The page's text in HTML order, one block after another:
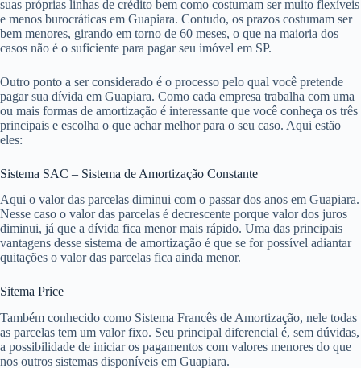
suas próprias linhas de crédito bem como costumam ser muito flexíveis
e menos burocráticas em Guapiara. Contudo, os prazos costumam ser
bem menores, girando em torno de 60 meses, o que na maioria dos
casos não é o suficiente para pagar seu imóvel em SP.
Outro ponto a ser considerado é o processo pelo qual você pretende
pagar sua dívida em Guapiara. Como cada empresa trabalha com uma
ou mais formas de amortização é interessante que você conheça os três
principais e escolha o que achar melhor para o seu caso. Aqui estão
eles:
Sistema SAC – Sistema de Amortização Constante
Aqui o valor das parcelas diminui com o passar dos anos em Guapiara.
Nesse caso o valor das parcelas é decrescente porque valor dos juros
diminui, já que a dívida fica menor mais rápido. Uma das principais
vantagens desse sistema de amortização é que se for possível adiantar
quitações o valor das parcelas fica ainda menor.
Sitema Price
Também conhecido como Sistema Francês de Amortização, nele todas
as parcelas tem um valor fixo. Seu principal diferencial é, sem dúvidas,
a possibilidade de iniciar os pagamentos com valores menores do que
nos outros sistemas disponíveis em Guapiara.